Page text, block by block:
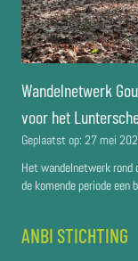
Wandelnetwerk
voor het
Geplaatst op: 27 mei
Het wandelnetwerk rond
de komende periode een
ANBI STICHTING